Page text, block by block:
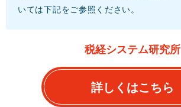
いては下記をご参照ください。
税経システム研究所
詳しくはこちら